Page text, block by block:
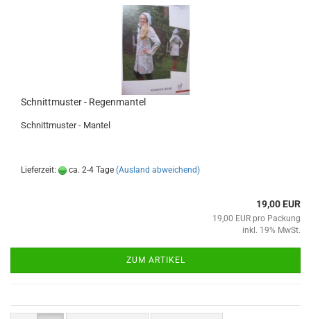
Schnittmuster - Regenmantel
Schnittmuster - Mantel
Lieferzeit: ca. 2-4 Tage (Ausland abweichend)
19,00 EUR
19,00 EUR pro Packung
inkl. 19% MwSt.
ZUM ARTIKEL